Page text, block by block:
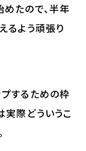
たので、半年
るよう頑張り
するための枠
実際どういうこ